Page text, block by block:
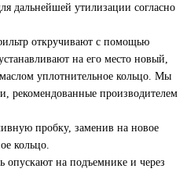
дальнейшей утилизации согласно
откручивают с помощью
на его место новый,
уплотнительное кольцо. Мы
рекомендованные производителем
пробку, заменив на новое
кольцо.
опускают на подъемнике и через